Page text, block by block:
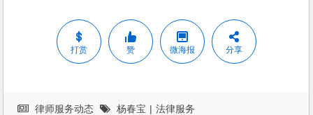
打赏 赞 微海报 分享
律师服务动态 杨春宝 | 法律服务